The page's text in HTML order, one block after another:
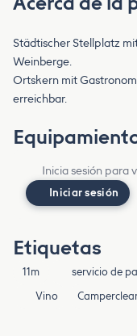
Städtischer Stellplatz
Weinberge.
Ortskern mit
erreichbar.
Inicia sesión para
Iniciar sesión
Etiquetas
11m servicio de
Vino